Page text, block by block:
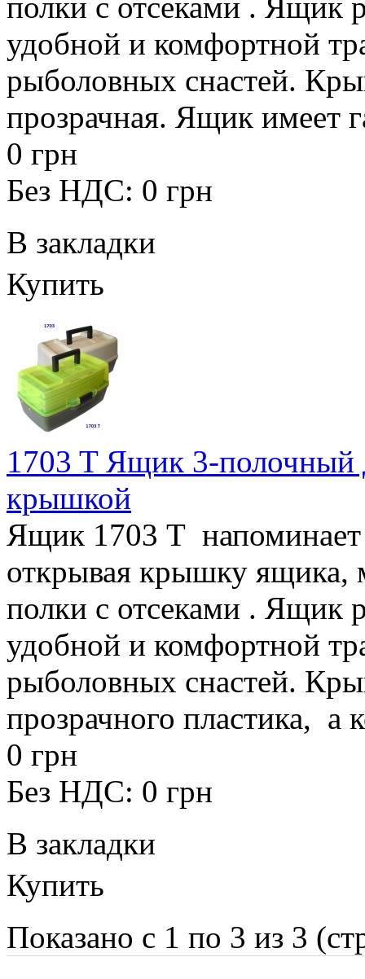
удобной и комфортной
рыболовных снастей.
прозрачная. Ящик имеет
0 грн
Без НДС: 0 грн
В закладки
Купить
1703 T Ящик 3-полочный
крышкой
Ящик 1703 Т
открывая крышку ящика,
полки с отсеками . Ящик
удобной и комфортной
рыболовных снастей.
прозрачного пластика, а
0 грн
Без НДС: 0 грн
В закладки
Купить
Показано с 1 по 3 из 3